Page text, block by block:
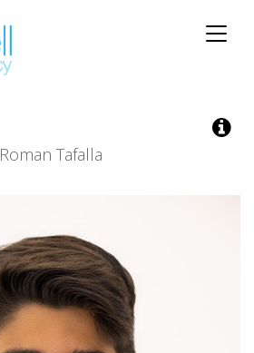
Toggle
Roman Tafalla